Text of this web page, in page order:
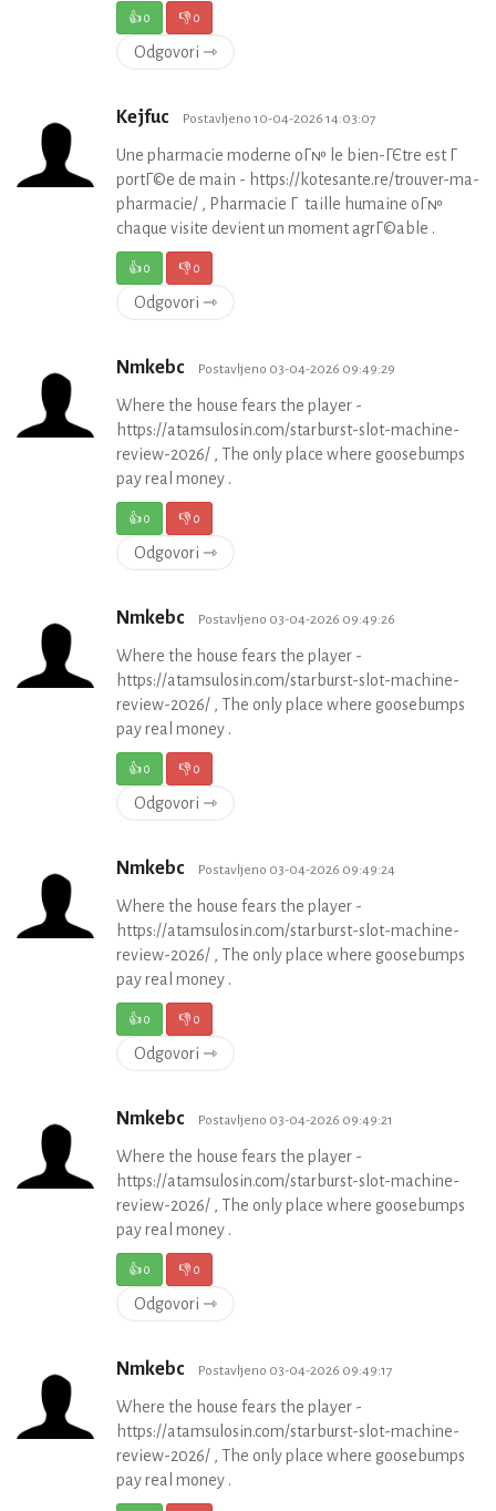
👍0 👎0
Odgovori ⇾
Kejfuc Postavljeno 10-04-2026 14:03:07
Une pharmacie moderne oГ№ le bien-ГЄtre est Г
portГ©e de main - https://kotesante.re/trouver-ma-
pharmacie/ , Pharmacie Г taille humaine oГ№
chaque visite devient un moment agrГ©able .
👍0 👎0
Odgovori ⇾
Nmkebc Postavljeno 03-04-2026 09:49:29
Where the house fears the player -
https://atamsulosin.com/starburst-slot-machine-
review-2026/ , The only place where goosebumps
pay real money .
👍0 👎0
Odgovori ⇾
Nmkebc Postavljeno 03-04-2026 09:49:26
Where the house fears the player -
https://atamsulosin.com/starburst-slot-machine-
review-2026/ , The only place where goosebumps
pay real money .
👍0 👎0
Odgovori ⇾
Nmkebc Postavljeno 03-04-2026 09:49:24
Where the house fears the player -
https://atamsulosin.com/starburst-slot-machine-
review-2026/ , The only place where goosebumps
pay real money .
👍0 👎0
Odgovori ⇾
Nmkebc Postavljeno 03-04-2026 09:49:21
Where the house fears the player -
https://atamsulosin.com/starburst-slot-machine-
review-2026/ , The only place where goosebumps
pay real money .
👍0 👎0
Odgovori ⇾
Nmkebc Postavljeno 03-04-2026 09:49:17
Where the house fears the player -
https://atamsulosin.com/starburst-slot-machine-
review-2026/ , The only place where goosebumps
pay real money .